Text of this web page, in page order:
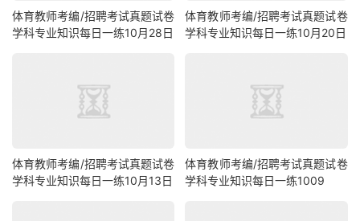
体育教师考编/招聘考试真题试卷
学科专业知识每日一练10月28日
体育教师考编/招聘考试真题试卷
学科专业知识每日一练10月20日
体育教师考编/招聘考试真题试卷
学科专业知识每日一练10月13日
体育教师考编/招聘考试真题试卷
学科专业知识每日一练1009